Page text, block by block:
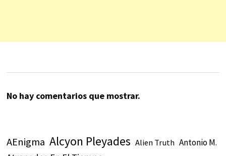
No hay comentarios que mostrar.
AEnigma Alcyon Pleyades Alien Truth Antonio M.